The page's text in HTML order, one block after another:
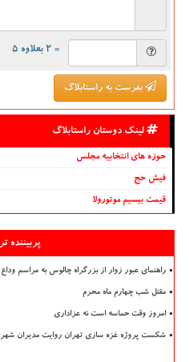
= ۲ بعلاوه ۵
بفرست به راستابلاگ
لینک دوستان راستابلاگ
حوزه های انتخابیه مجلس
فیش حج
قیمت بیسیم موتورولا
پربیننده
راهنمای عبور زوار از بزرگراه چالوس به مراسم
مقتل شب چهارم ماه محرم
امروز وقت حماسه است نه عزاداری
شکست پروژه غزه سازی تهران روایت مدیران